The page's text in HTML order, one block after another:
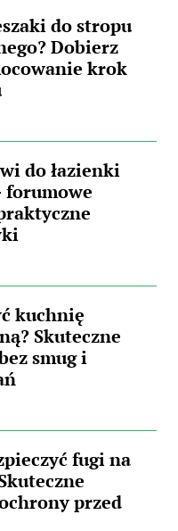
do stropu
Dobierz
krok
do łazienki
forumowe
kuchnię
Skuteczne
smug i
fugi na
przed